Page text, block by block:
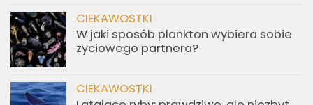
CIEKAWOSTKI
W jaki sposób plankton wybiera sobie
życiowego partnera?
CIEKAWOSTKI